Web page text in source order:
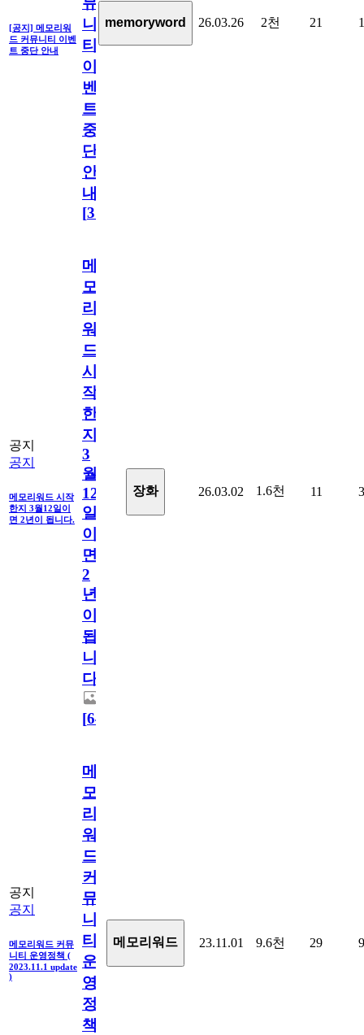
[공지] 메모리워
드 커뮤니티 이벤
트 중단 안내
니
티
이
벤
트
중
단
안
내
[31
memoryword 26.03.26 2천 21 1
공지
공지
메모리워드 시작
한지 3월12일이
면 2년이 됩니다.
메
모
리
워
드
시
작
한
지
3
월
12
일
이
면
2
년
이
됩
니
다.
[64
장화 26.03.02 1.6천 11 3
공지
공지
메모리워드 커뮤
니티 운영정책 (
2023.11.1 update
)
메
모
리
워
드
커
뮤
니
티
운
영
정
책
메모리워드 23.11.01 9.6천 29 9